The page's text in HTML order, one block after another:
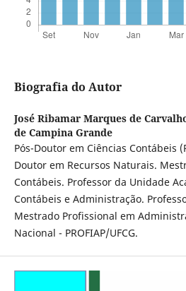
Biografia do Autor
José Ribamar Marques de
de Campina Grande
Pós-Doutor em Ciências Contábeis
Doutor em Recursos Naturais.
Contábeis. Professor da Unidade
Contábeis e Administração.
Mestrado Profissional em
Nacional - PROFIAP/UFCG.